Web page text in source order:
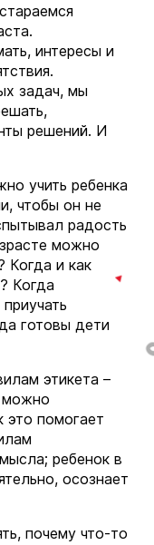
интересы и
задач, мы
решений. И
учить ребенка
чтобы он не
радость
можно
Когда и как
Когда
готовы дети
этикета –
можно
это помогает
ребенок в
осознает
почему что-то